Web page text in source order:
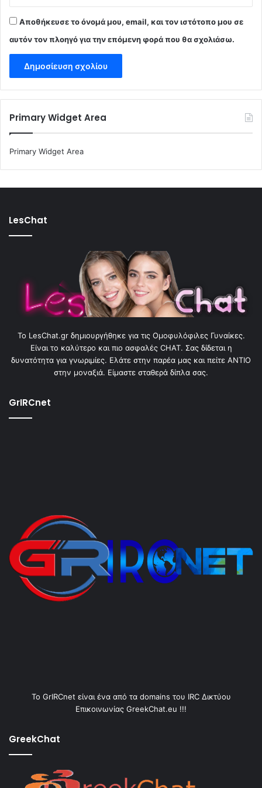
Αποθήκευσε το όνομά μου, email, και τον ιστότοπο μου σε
αυτόν τον πλοηγό για την επόμενη φορά που θα σχολιάσω.
Primary Widget Area
Primary Widget Area
LesChat
To LesChat.gr δημιουργήθηκε για τις Ομοφυλόφιλες Γυναίκες.
Είναι το καλύτερο και πιο ασφαλές CHAT. Σας δίδεται η
δυνατότητα για γνωριμίες. Ελάτε στην παρέα μας και πείτε ΑΝΤΙΟ
στην μοναξιά. Είμαστε σταθερά δίπλα σας.
GrIRCnet
Το GrIRCnet είναι ένα από τα domains του IRC Δικτύου
Επικοινωνίας GreekChat.eu !!!
GreekChat